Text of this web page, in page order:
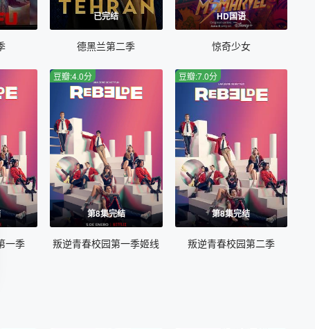
已完结
德黑兰第二季
HD国语
惊奇少女
一季
第8集完结
豆瓣:4.0分
叛逆青春校园第一季姬线
第8集完结
豆瓣:7.0分
叛逆青春校园第二季